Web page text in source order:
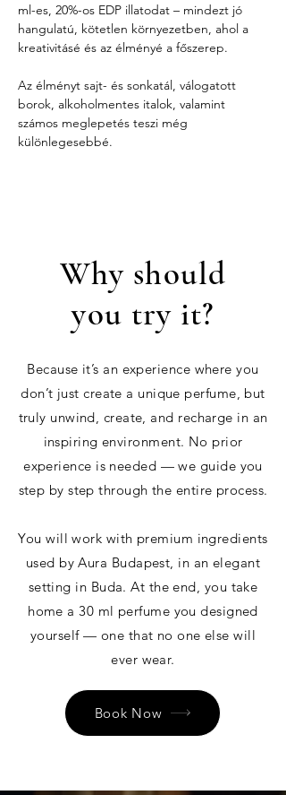
ml-es, 20%-os EDP illatodat – mindezt jó
hangulatú, kötetlen környezetben, ahol a
kreativitásé és az élményé a főszerep.
Az élményt sajt- és sonkatál, válogatott
borok, alkoholmentes italok, valamint
számos meglepetés teszi még
különlegesebbé.
Why should
you try it?
Because it’s an experience where you
don’t just create a unique perfume, but
truly unwind, create, and recharge in an
inspiring environment. No prior
experience is needed — we guide you
step by step through the entire process.
You will work with premium ingredients
used by Aura Budapest, in an elegant
setting in Buda. At the end, you take
home a 30 ml perfume you designed
yourself — one that no one else will
ever wear.
Book Now